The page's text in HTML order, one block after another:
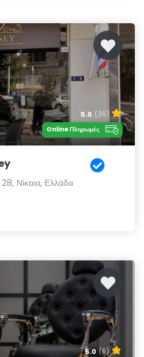
5.0 (30)
Online Πληρωμές
Νίκαια, Ελλάδα
5.0 (6)